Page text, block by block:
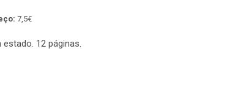
7,5€
12 páginas.